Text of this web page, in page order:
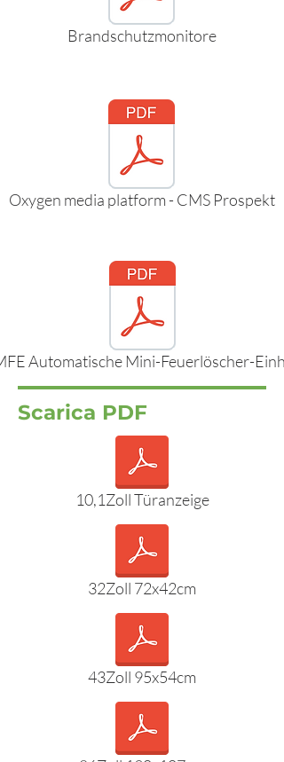
Brandschutzmonitore
Oxygen media platform - CMS Prospekt
Automatische Mini-Feuerlöscher-
Scarica PDF
10,1Zoll Türanzeige
32Zoll 72x42cm
43Zoll 95x54cm